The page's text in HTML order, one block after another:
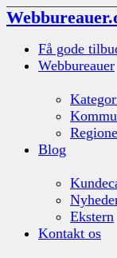
Få gode
Webbureauer
Blog
Ekstern
Kontakt os